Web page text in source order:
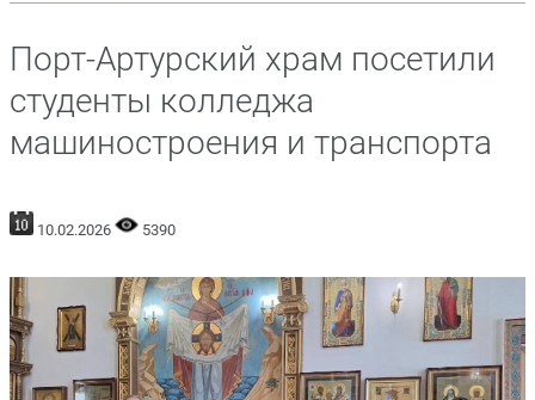
Порт-Артурский храм посетили
студенты колледжа
машиностроения и транспорта
10.02.2026 5390